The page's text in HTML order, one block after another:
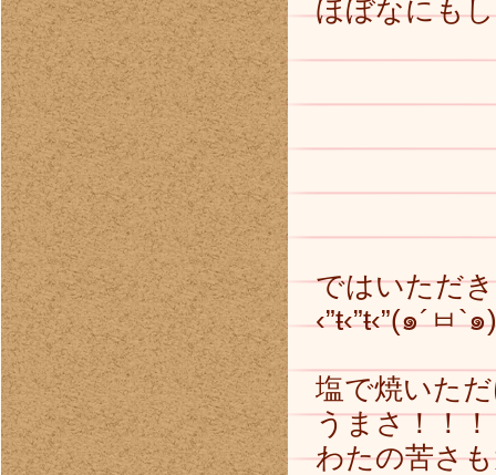
ほぼなにも
ではいただ
‹”ŧ‹”ŧ‹”(๑´ㅂ`๑
塩で焼いた
うまさ！！！
わたの苦さ